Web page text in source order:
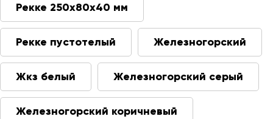
Рекке 250х80х40 мм
Рекке пустотелый Железногорский
Жкз белый Железногорский серый
Железногорский коричневый